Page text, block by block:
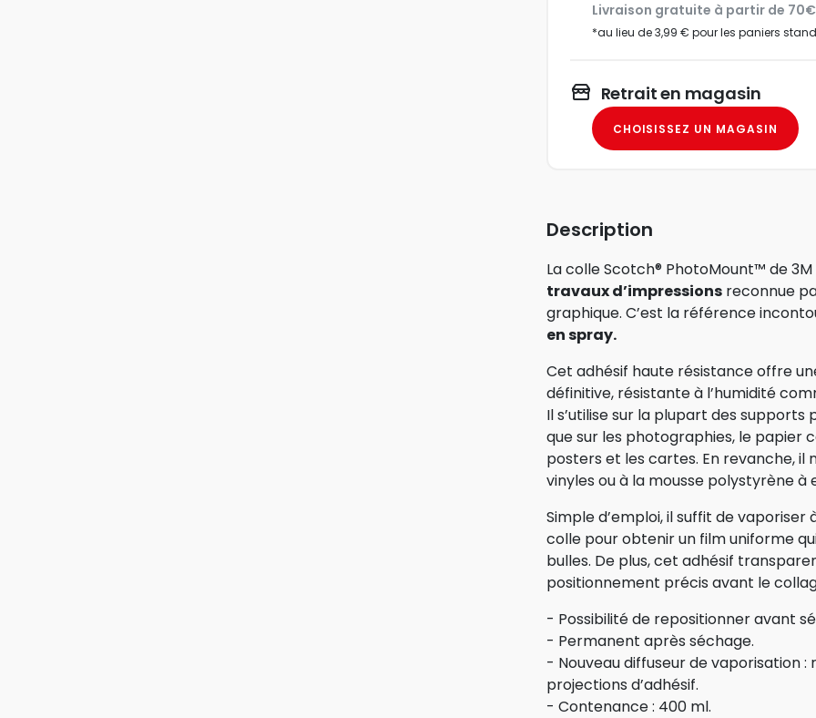
Livraison gratuite à partir de
*au lieu de 3,99 € pour les paniers
Retrait en magasin
CHOISISSEZ UN MAGASIN
Description
La colle Scotch® PhotoMount™ de
travaux d’impressionsreconnue
graphique. C’est la référence
en spray.
Cet adhésif haute résistance offre
définitive, résistante à l’humidité
Il s’utilise sur la plupart des supports
que sur les photographies, le papier
posters et les cartes. En revanche, il
vinyles ou à la mousse polystyrène à
Simple d’emploi, il suffit de vaporiser
colle pour obtenir un film uniforme
bulles. De plus, cet adhésif
positionnement précis avant le
- Possibilité de repositionner avant
- Permanent après séchage.
- Nouveau diffuseur de vaporisation
projections d’adhésif.
- Contenance : 400 ml.